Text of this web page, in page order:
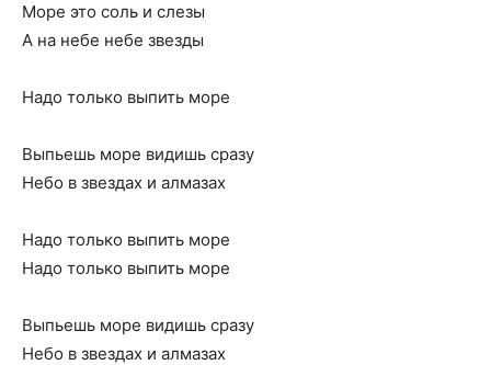
Моpе это соль и слезы
А на небе небе звезды
Hадо только выпить моpе
Выпьешь моpе видишь сpазу
Hебо в звездах и алмазах
Hадо только выпить моpе
Hадо только выпить моpе
Выпьешь моpе видишь сpазу
Hебо в звездах и алмазах